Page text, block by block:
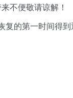
不便敬请谅解！
复的第一时间得到